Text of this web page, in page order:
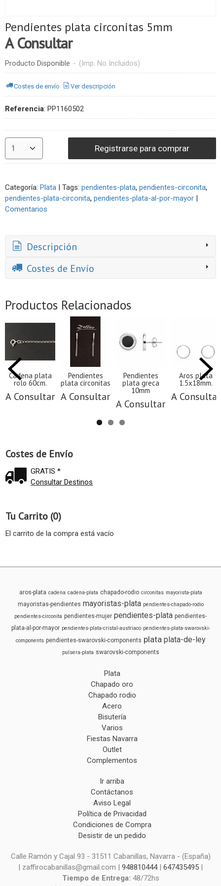
Costes de Envío
GRATIS *
Consultar Destinos
Tu Carrito (0)
El carrito de la compra está vacío
Pendientes plata circonitas 5mm
A Consultar
Producto Disponible - (Imp. No Incluidos)
Costes de envío Ver descripción
Referencia: PP1160502
Registrarse para comprar
Categoría: Plata | Tags: pendientes-plata pendientes-circonita
pendientes-plata-circonita pendientes-plata-al-por-mayor |
Comentarios
Descripción
Costes de Envío
Productos Relacionados
Cadena plata
rolo 60cm.
A Consultar
Pendientes
plata circonitas
A Consultar
Pendientes
plata greca
10mm
A Consultar
Aros plata
1.5x18mm.
A Consultar
aros-plata cadena cadena-plata chapado-rodio circonitas mayorista-plata
mayoristas-pendientes mayoristas-plata pendientes-chapado-rodio
pendientes-circonita pendientes-mujer pendientes-plata pendientes-
plata-al-por-mayor pendientes-plata-cristal-austriaco pendientes-plata-swarovski-
components pendientes-swarovski-components plata plata-de-ley
pulsera-plata swarovski-components
Plata
Chapado oro
Chapado rodio
Acero
Bisutería
Varios
Fiestas Navarra
Outlet
Complementos
Ir arriba
Contáctanos
Aviso Legal
Política de Privacidad
Condiciones de Compra
Desistir de un pedido
Calle Ramón y Cajal 93 - 31511 Cabanillas, Navarra - (España)
| zaffirocabanillas@gmail.com | 948810444| 647435495 |
Tiempo de Entrega: 48/72hs